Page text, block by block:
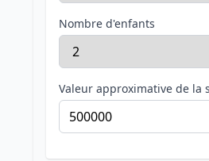
Nombre d'enfants
Valeur approximative de la